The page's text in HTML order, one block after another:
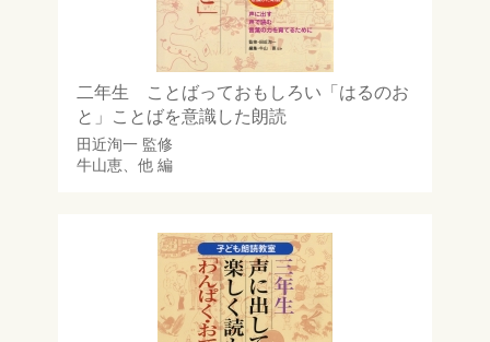
二年生 ことばっておもしろい「はるのお
と」ことばを意識した朗読
田近洵一監修
牛山恵、他 編